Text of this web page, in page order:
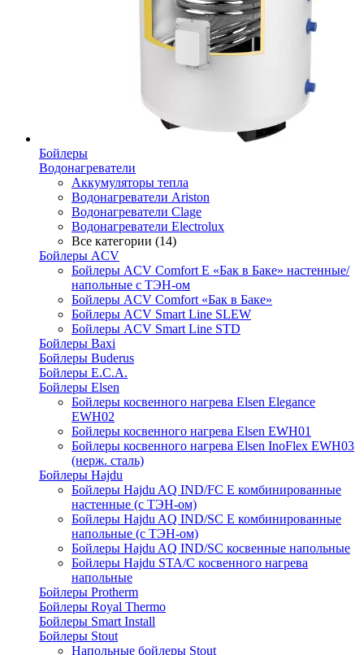
Бойлеры
Водонагреватели
Аккумуляторы тепла
Водонагреватели Ariston
Водонагреватели Clage
Водонагреватели Electrolux
Все категории (14)
Бойлеры ACV
Бойлеры ACV Comfort E «Бак в Баке» настенные/
напольные c ТЭН-ом
Бойлеры ACV Comfort «Бак в Баке»
Бойлеры ACV Smart Line SLEW
Бойлеры ACV Smart Line STD
Бойлеры Baxi
Бойлеры Buderus
Бойлеры E.C.A.
Бойлеры Elsen
Бойлеры косвенного нагрева Elsen Elegance
EWH02
Бойлеры косвенного нагрева Elsen EWH01
Бойлеры косвенного нагрева Elsen InoFlex EWH03
(нерж. сталь)
Бойлеры Hajdu
Бойлеры Hajdu AQ IND/FC E комбинированные
настенные (с ТЭН-ом)
Бойлеры Hajdu AQ IND/SC E комбинированные
напольные (с ТЭН-ом)
Бойлеры Hajdu AQ IND/SC косвенные напольные
Бойлеры Hajdu STA/C косвенного нагрева
напольные
Бойлеры Protherm
Бойлеры Royal Thermo
Бойлеры Smart Install
Бойлеры Stout
Напольные бойлеры Stout